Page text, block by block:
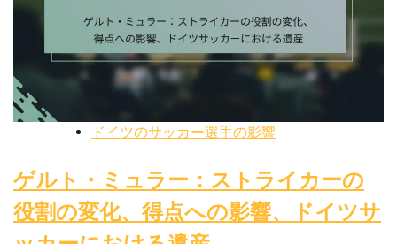
ドイツのサッカー選手の影響
ゲルト・ミュラー：ストライカーの
役割の変化、得点への影響、ドイツサ